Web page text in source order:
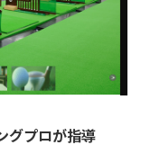
グプロが指導